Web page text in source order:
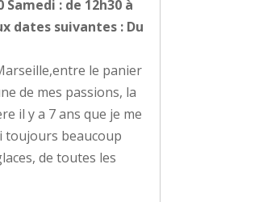
Samedi : de 12h30 à
dates suivantes : Du
le panier
de mes passions, la
il y a 7 ans que je me
toujours beaucoup
de toutes les